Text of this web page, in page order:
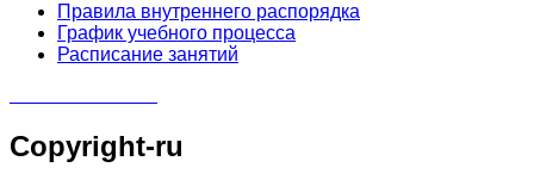
Правила внутреннего распорядка
График учебного процесса
Расписание занятий
Copyright-ru